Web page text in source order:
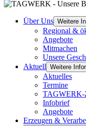
Über Uns Weitere
Regional &
Angebote
Mitmachen
Unsere
Aktuell Weitere
Aktuelles
Termine
TAGWERK-
Infobrief
Angebote
Erzeugen &